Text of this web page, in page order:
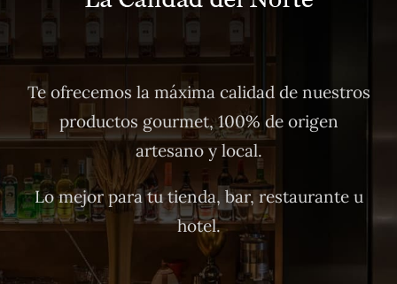
Te ofrecemos la máxima calidad de nuestros
productos gourmet, 100% de origen
artesano y local.
Lo mejor para tu tienda, bar, restaurante u
hotel.